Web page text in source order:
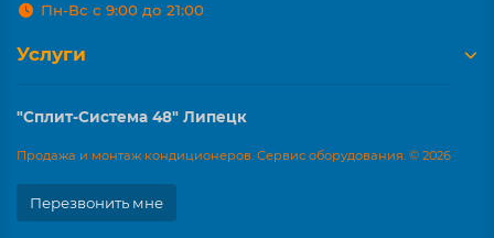
Пн-Вс с 9:00 до 21:00
Услуги
"Сплит-Система 48" Липецк
Продажа и монтаж кондиционеров. Сервис оборудования. © 2026
Перезвонить мне